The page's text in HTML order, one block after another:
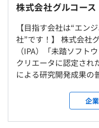
・OJT制度
先輩社員のサポートの
識やスキルを身につける
・環境構築費
技術書やPC環境の整備
・社員持ち回りでのラ
・外部の勉強会の推奨
勉強会に積極的に参加
負担します（事前に稟議
＜雇入時＞
＜変更範囲＞
変更なし
受動喫煙防止措置に関す
敷地内禁煙
の自主性に任せています
残業自体発生しません）
＜年間休日120日以上＞
・完全週休2日制（土日）
5.0年
研修の有無及び内容
自己啓発支援の有無及び
メンター制度の有無
キャリアコンサルティン
なし
株式会社グルコース
【目指す会社は“エン
社”です！】 株式会社グルコースは情報処理推進機構
（IPA）「未踏ソフト
クリエータに認定され
による研究開発成果の
手掛けています。 弊社の特徴は創業者をはじめ、物
作りにストイックに取
ーが集結していること
企